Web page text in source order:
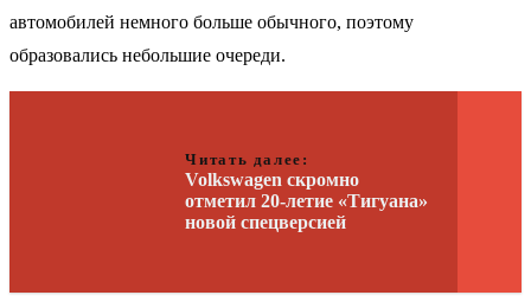
автомобилей немного больше обычного, поэтому
образовались небольшие очереди.
Читать далее:
Volkswagen скромно
отметил 20-летие «Тигуана»
новой спецверсией